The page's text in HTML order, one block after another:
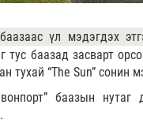
үл мэдэгдэх
тус баазад засварт
тухай “The Sun” сонин
баазын нутаг